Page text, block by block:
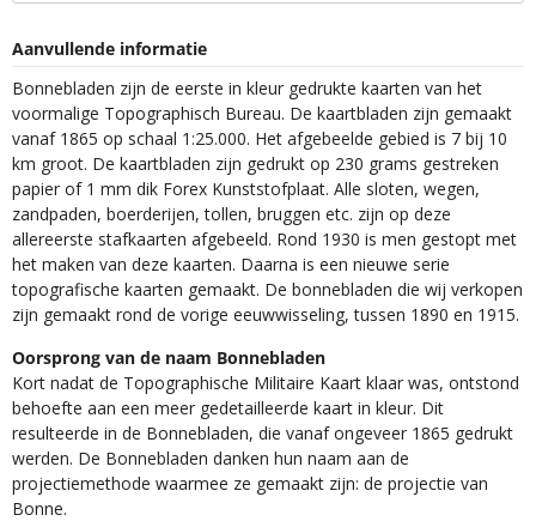
Aanvullende informatie
Bonnebladen zijn de eerste in kleur gedrukte kaarten van het
voormalige Topographisch Bureau. De kaartbladen zijn gemaakt
vanaf 1865 op schaal 1:25.000. Het afgebeelde gebied is 7 bij 10
km groot. De kaartbladen zijn gedrukt op 230 grams gestreken
papier of 1 mm dik Forex Kunststofplaat. Alle sloten, wegen,
zandpaden, boerderijen, tollen, bruggen etc. zijn op deze
allereerste stafkaarten afgebeeld. Rond 1930 is men gestopt met
het maken van deze kaarten. Daarna is een nieuwe serie
topografische kaarten gemaakt. De bonnebladen die wij verkopen
zijn gemaakt rond de vorige eeuwwisseling, tussen 1890 en 1915.
Oorsprong van de naam Bonnebladen
Kort nadat de Topographische Militaire Kaart klaar was, ontstond
behoefte aan een meer gedetailleerde kaart in kleur. Dit
resulteerde in de Bonnebladen, die vanaf ongeveer 1865 gedrukt
werden. De Bonnebladen danken hun naam aan de
projectiemethode waarmee ze gemaakt zijn: de projectie van
Bonne.